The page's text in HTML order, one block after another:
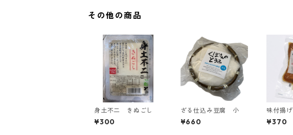
その他の商品
身土不二 きぬごし
¥300
ざる仕込み豆腐 小
¥660
味付揚げ
¥370